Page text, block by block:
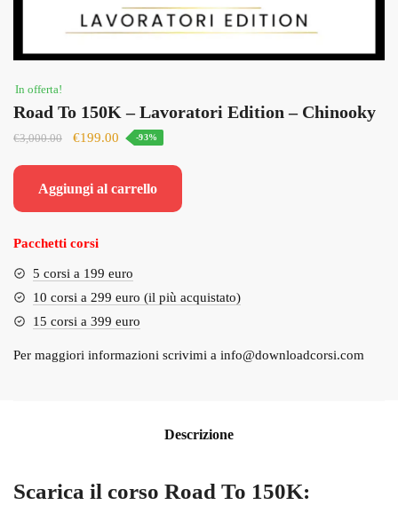
In offerta!
Road To 150K – Lavoratori Edition – Chinooky
€3,000.00
Il
era:
€199.00 Il
è:
-93%
Aggiungi al carrello
Pacchetti corsi
5 corsi a 199 euro
10 corsi a 299 euro (il più acquistato)
15 corsi a 399 euro
Per maggiori informazioni scrivimi a info@downloadcorsi.com
Descrizione
Scarica il corso Road To 150K: